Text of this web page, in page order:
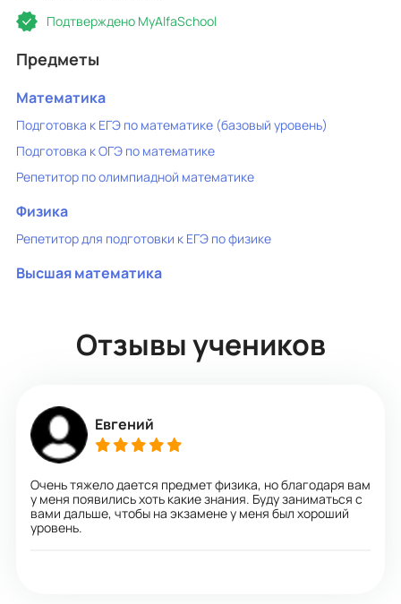
Подтверждено MyAlfaSchool
Предметы
Математика
Подготовка к ЕГЭ по математике (базовый уровень)
Подготовка к ОГЭ по математике
Репетитор по олимпиадной математике
Физика
Репетитор для подготовки к ЕГЭ по физике
Высшая математика
Отзывы учеников
Евгений
Очень тяжело дается предмет физика, но благодаря вам
у меня появились хоть какие знания. Буду заниматься с
вами дальше, чтобы на экзамене у меня был хороший
уровень.